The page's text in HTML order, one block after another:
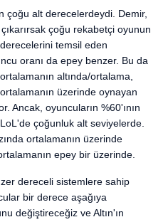
çoğu alt derecelerdeydi. Demir,
çoğu rekabetçi oyunun
temsil eden
oranı da epey benzer. Bu da
altında/ortalama,
üzerinde oynayan
Ancak, oyuncuların %60'ının
çoğunluk alt seviyelerde.
ortalamanın üzerinde
epey bir üzerinde.
dereceli sistemlere sahip
bir derece aşağıya
değiştireceğiz ve Altın'ın